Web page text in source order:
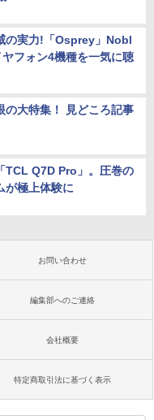
の実力!「Osprey」Nobl
フォン4機種を一気に聴
の大特集！ 見どころ記事
TCL Q7D Pro」。圧巻の
が極上体験に
お問い合わせ
編集部へのご連絡
会社概要
特定商取引法に基づく表示